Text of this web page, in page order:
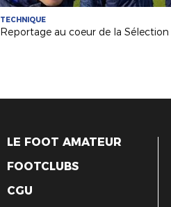
TECHNIQUE
LE FOOT AMATEUR
FOOTCLUBS
CGU